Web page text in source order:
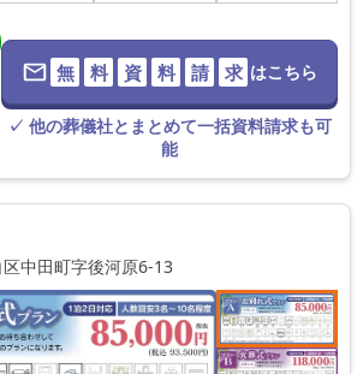
無 料 資 料 請 求 はこちら
✓ 他の葬儀社とまとめて一括資料請求も可
能
中田町字後河原6-13